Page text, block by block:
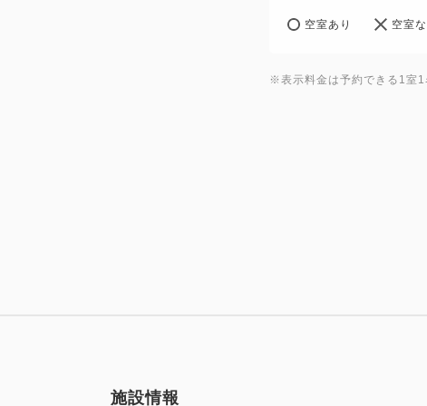
空室あり 空室
※表示料金は予約できる1室1
施設情報